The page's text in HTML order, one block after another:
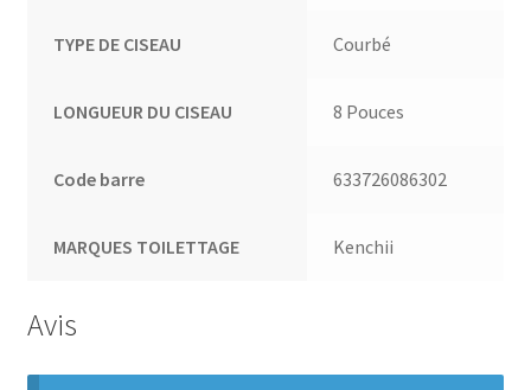
TYPE DE CISEAU Courbé
LONGUEUR DU CISEAU 8 Pouces
Code barre 633726086302
MARQUES TOILETTAGE Kenchii
Avis